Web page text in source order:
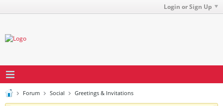
Login or Sign Up
Forum Social Greetings & Invitations